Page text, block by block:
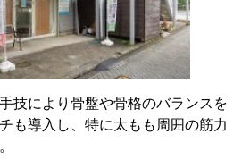
技により骨盤や骨格のバランスを
も導入し、特に太もも周囲の筋力